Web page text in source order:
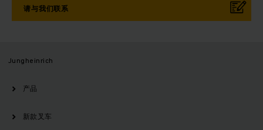
请与我们联系
Jungheinrich
产品
新款叉车